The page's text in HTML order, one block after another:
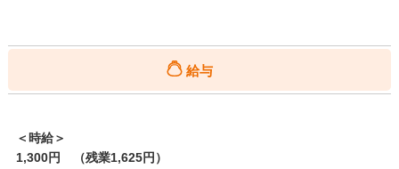
給与
＜時給＞
1,300円 （残業1,625円）